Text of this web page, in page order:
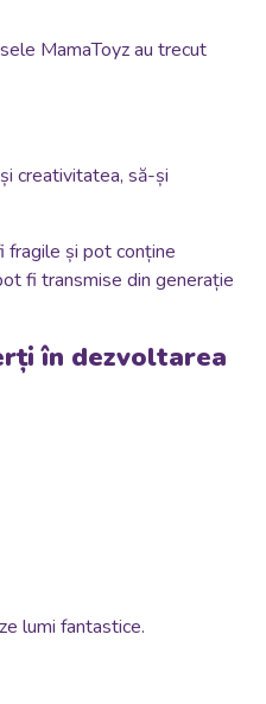
MamaToyz au trecut
creativitatea, să-și
fragile și pot conține
fi transmise din generație
în dezvoltarea
lumi fantastice.